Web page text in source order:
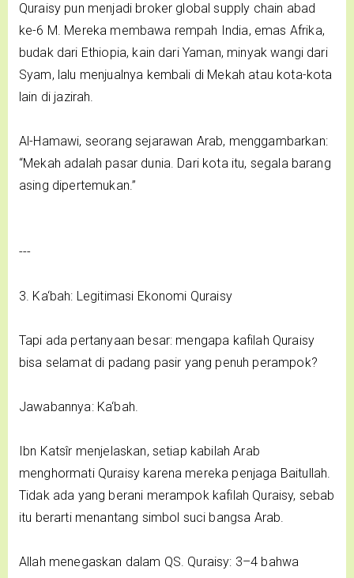
Quraisy pun menjadi broker global supply chain abad
ke-6 M. Mereka membawa rempah India, emas Afrika,
budak dari Ethiopia, kain dari Yaman, minyak wangi dari
Syam, lalu menjualnya kembali di Mekah atau kota-kota
lain di jazirah.
Al-Hamawi, seorang sejarawan Arab, menggambarkan:
“Mekah adalah pasar dunia. Dari kota itu, segala barang
asing dipertemukan.”
---
3. Ka‘bah: Legitimasi Ekonomi Quraisy
Tapi ada pertanyaan besar: mengapa kafilah Quraisy
bisa selamat di padang pasir yang penuh perampok?
Jawabannya: Ka‘bah.
Ibn Katsîr menjelaskan, setiap kabilah Arab
menghormati Quraisy karena mereka penjaga Baitullah.
Tidak ada yang berani merampok kafilah Quraisy, sebab
itu berarti menantang simbol suci bangsa Arab.
Allah menegaskan dalam QS. Quraisy: 3–4 bahwa